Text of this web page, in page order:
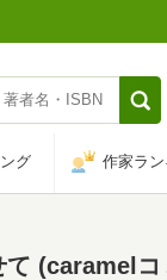
グ 作家ラ
て (caramelコ